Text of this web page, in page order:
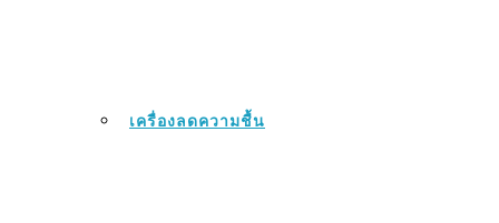
เครื่องลดความชื้น